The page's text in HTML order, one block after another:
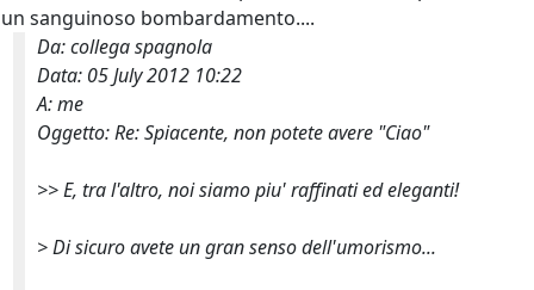
un sanguinoso bombardamento....
Da: collega spagnola
Data: 05 July 2012 10:22
A: me
Oggetto: Re: Spiacente, non potete avere "Ciao"
>>E, tra l'altro, noi siamo piu' raffinati ed eleganti!
>Di sicuro avete un gran senso dell'umorismo...